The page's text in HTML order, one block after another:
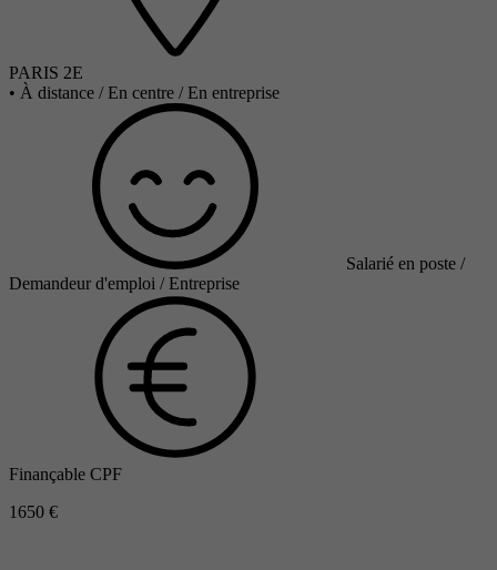
PARIS 2E
• À distance / En centre / En entreprise
Salarié en poste /
Demandeur d'emploi / Entreprise
Finançable CPF
1650 €